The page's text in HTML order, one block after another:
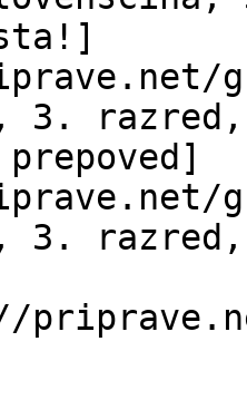
3. razred,
3. razred,